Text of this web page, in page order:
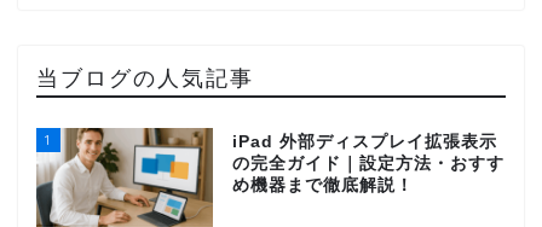
当ブログの人気記事
1
iPad 外部ディスプレイ拡張表示
の完全ガイド｜設定方法・おすす
め機器まで徹底解説！